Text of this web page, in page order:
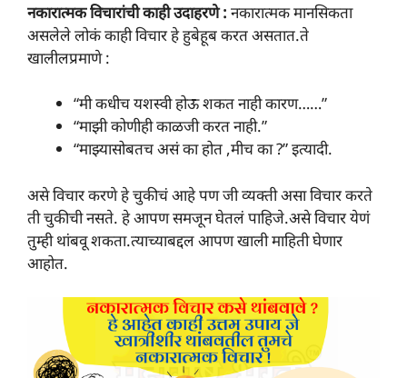
नकारात्मक विचारांची काही उदाहरणे : नकारात्मक मानसिकता
असलेले लोकं काही विचार हे हुबेहूब करत असतात.ते
खालीलप्रमाणे :
“मी कधीच यशस्वी होऊ शकत नाही कारण……”
“माझी कोणीही काळजी करत नाही.”
“माझ्यासोबतच असं का होत ,मीच का ?” इत्यादी.
असे विचार करणे हे चुकीचं आहे पण जी व्यक्ती असा विचार करते
ती चुकीची नसते. हे आपण समजून घेतलं पाहिजे.असे विचार येणं
तुम्ही थांबवू शकता.त्याच्याबद्दल आपण खाली माहिती घेणार
आहोत.